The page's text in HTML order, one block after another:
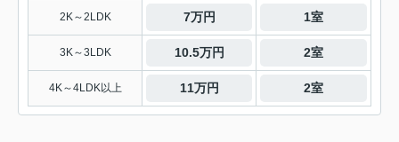
2K～2LDK 7万円 1室
3K～3LDK 10.5万円 2室
4K～4LDK以上 11万円 2室